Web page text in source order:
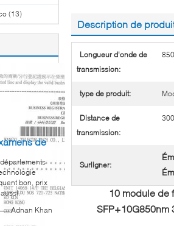
(13)
de
bon, prix
Adnan Khan
Description de
Longueur d'onde de
transmission:
type de produit:
Distance de
transmission:
Surligner:
10 module de
SFP+10G850nm